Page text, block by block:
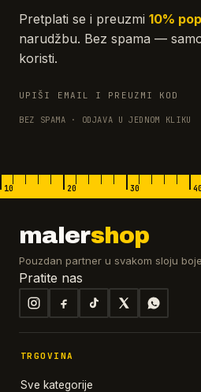
Pretplati se i preuzmi 10%
narudžbu. Bez spama —
koristi.
UPIŠI EMAIL I PREUZMI KOD
BEZ SPAMA · ODJAVA U JEDNOM KLIKU
10 20 30 40
malershop
Pouzdan partner u svakom sloju
Pratite nas
TRGOVINA
Sve kategorije